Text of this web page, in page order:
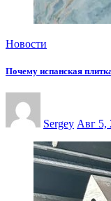
Новости
Почему испанская
Sergey Авг 5,